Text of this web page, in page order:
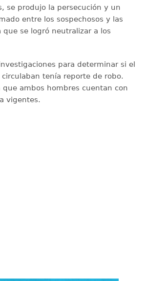
se produjo la persecución y un
entre los sospechosos y las
que se logró neutralizar a los
para determinar si el
tenía reporte de robo.
que ambos hombres cuentan con
vigentes.